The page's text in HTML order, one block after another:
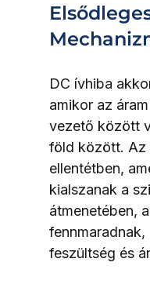
DC ívhiba
amikor az
vezető között
föld között. Az
ellentétben,
kialszanak a
átmenetében,
feszültség és